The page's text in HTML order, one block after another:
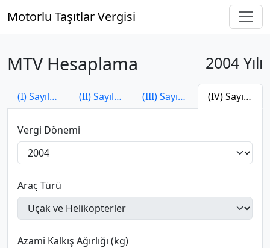
Motorlu Taşıtlar Vergisi
2004 Yılı
MTV Hesaplama
(I) Sayılı Tarife (II) Sayılı Tarife (III) Sayılı Tarife (IV) Sayılı Tarife
Vergi Dönemi
Araç Türü
Azami Kalkış Ağırlığı (kg)